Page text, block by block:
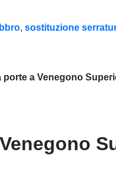
, sostituzione
porte a Venegono